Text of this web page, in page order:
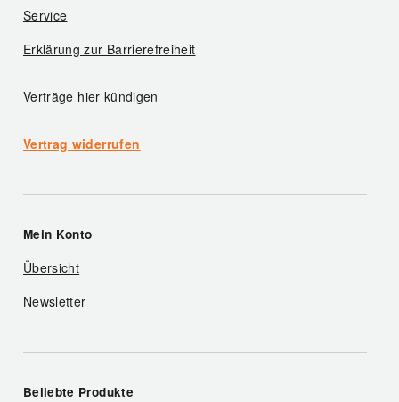
Service
Erklärung zur Barrierefreiheit
Verträge hier kündigen
Vertrag widerrufen
Mein Konto
Übersicht
Newsletter
Beliebte Produkte